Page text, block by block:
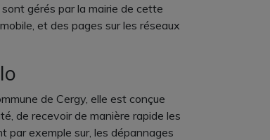
gérés par la mairie de cette
et des pages sur les réseaux
de Cergy, elle est conçue
de recevoir de manière rapide les
par exemple sur, les dépannages